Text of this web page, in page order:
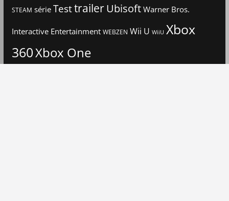
STEAM série TesttrailerUbisoftWarner Bros.
Interactive Entertainment WEBZEN Wii U WiiU Xbox
360Xbox One